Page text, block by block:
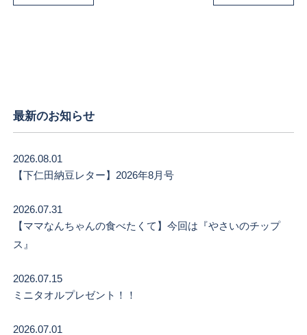
最新のお知らせ
【下仁田納豆レター】2026年8月号
2026.08.01
【ママなんちゃんの食べたくて】今回は『やさいのチップ
ス』
2026.07.31
ミニタオルプレゼント！！
2026.07.15
2026.07.01